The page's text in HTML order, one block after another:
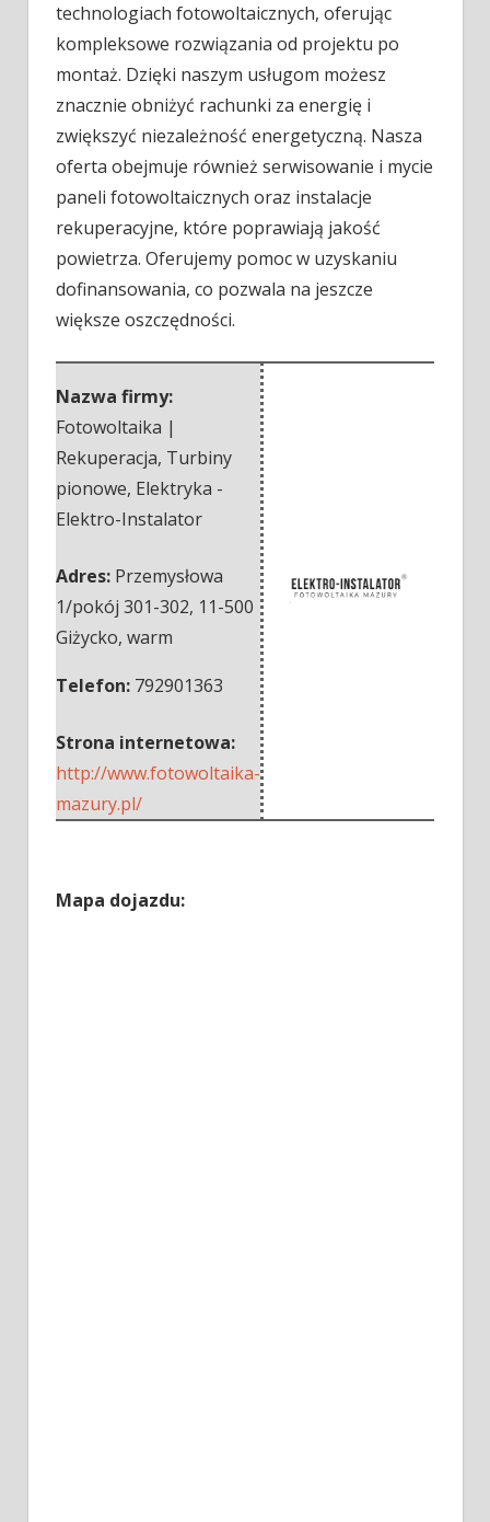
technologiach fotowoltaicznych, oferując
kompleksowe rozwiązania od projektu po
montaż. Dzięki naszym usługom możesz
znacznie obniżyć rachunki za energię i
zwiększyć niezależność energetyczną. Nasza
oferta obejmuje również serwisowanie i mycie
paneli fotowoltaicznych oraz instalacje
rekuperacyjne, które poprawiają jakość
powietrza. Oferujemy pomoc w uzyskaniu
dofinansowania, co pozwala na jeszcze
większe oszczędności.
Nazwa firmy:
Fotowoltaika |
Rekuperacja, Turbiny
pionowe, Elektryka -
Elektro-Instalator
Adres: Przemysłowa
1/pokój 301-302, 11-500
Giżycko, warm
Telefon: 792901363
Strona internetowa:
http://www.fotowoltaika-
mazury.pl/
Mapa dojazdu: